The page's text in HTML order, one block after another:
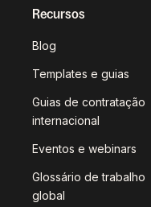
Recursos
Blog
Templates e guias
Guias de contratação
internacional
Eventos e webinars
Glossário de trabalho
global